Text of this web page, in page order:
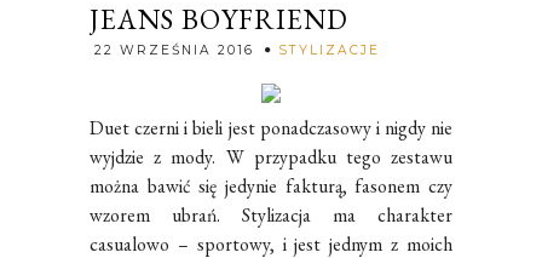
JEANS BOYFRIEND
22 WRZEŚNIA 2016 STYLIZACJE
Duet czerni i bieli jest ponadczasowy i nigdy nie
wyjdzie z mody. W przypadku tego zestawu
można bawić się jedynie fakturą, fasonem czy
wzorem ubrań. Stylizacja ma charakter
casualowo – sportowy, i jest jednym z moich